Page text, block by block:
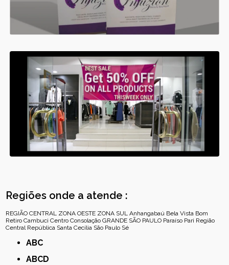
Regiões onde a atende :
REGIÃO CENTRAL ZONA OESTE ZONA SUL Anhangabaú Bela Vista Bom
Retiro Cambuci Centro Consolação GRANDE SÃO PAULO Paraíso Pari Região
Central República Santa Cecília São Paulo Sé
ABC
ABCD